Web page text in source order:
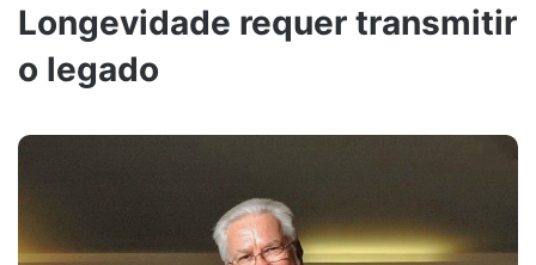
Longevidade requer transmitir
o legado